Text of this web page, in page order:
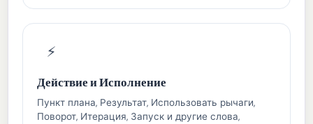
⚡
Действие и Исполнение
Пункт плана, Результат, Использовать рычаги,
Поворот, Итерация, Запуск и другие слова,